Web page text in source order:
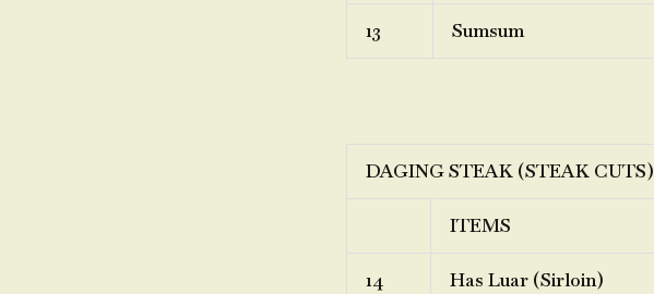
13 Sumsum
DAGING STEAK (STEAK CUTS)
ITEMS
14 Has Luar (Sirloin)